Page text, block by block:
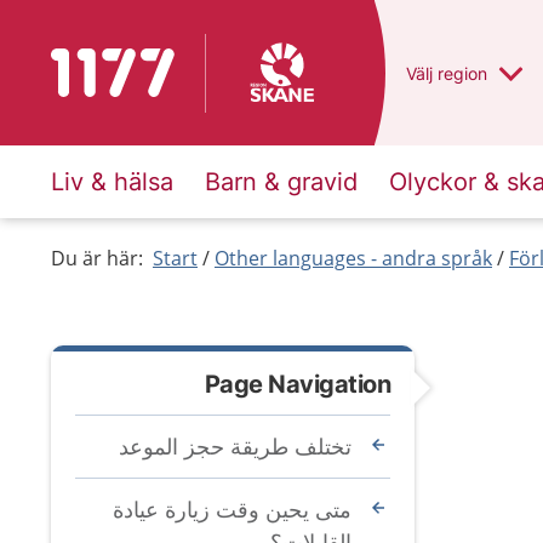
To start page for 1177 Du har valt region
Välj en annan
region
Liv & hälsa Barn & gravid Olyckor &
Du är här: Start Other languages - andra språk
Page Navigation
تختلف طريقة حجز الموعد
متى يحين وقت زيارة عيادة